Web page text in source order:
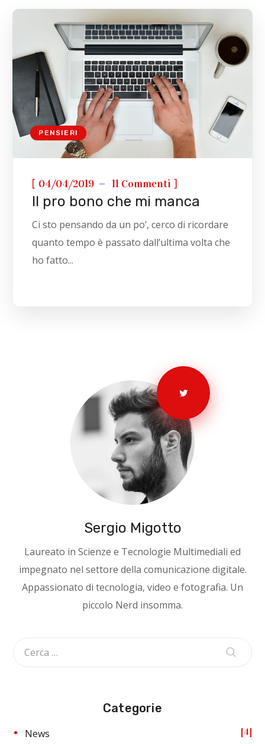
PENSIERI
[ 04/04/2019 11 Commenti ]
Il pro bono che mi manca
Ci sto pensando da un po’, cerco di ricordare
quanto tempo è passato dall’ultima volta che
ho fatto...
Sergio Migotto
Laureato in Scienze e Tecnologie Multimediali ed
impegnato nel settore della comunicazione digitale.
Appassionato di tecnologia, video e fotografia. Un
piccolo Nerd insomma.
Categorie
News 4